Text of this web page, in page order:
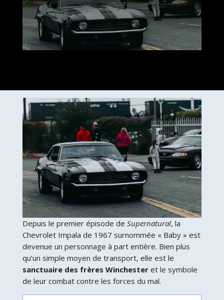
Depuis le premier épisode de Supernatural, la
Chevrolet Impala de 1967 surnommée « Baby » est
devenue un personnage à part entière. Bien plus
qu’un simple moyen de transport, elle est le
sanctuaire des frères Winchesteret le symbole
de leur combat contre les forces du mal.